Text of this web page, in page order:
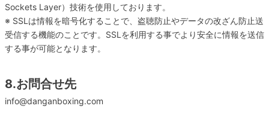
Sockets Layer）技術を使用しております。
※ SSLは情報を暗号化することで、盗聴防止やデータの改ざん防止送
受信する機能のことです。SSLを利用する事でより安全に情報を送信
する事が可能となります。
8.お問合せ先
info@danganboxing.com